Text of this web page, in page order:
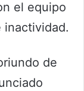
el equipo
inactividad.
de